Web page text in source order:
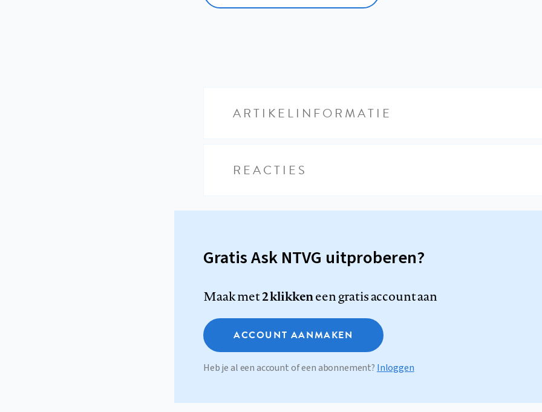
ARTIKELINFORMATIE
REACTIES
Gratis Ask NTVG uitproberen?
Maak met2 klikkeneen gratis account aan
ACCOUNT AANMAKEN
Heb je al een account of een abonnement? Inloggen